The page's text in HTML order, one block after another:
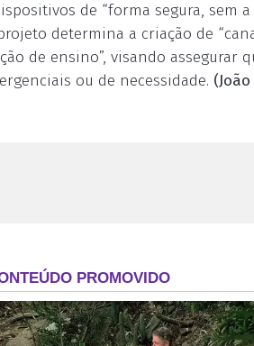
de “forma segura, sem
determina a criação de
de ensino”, visando assegurar
ou de necessidade.